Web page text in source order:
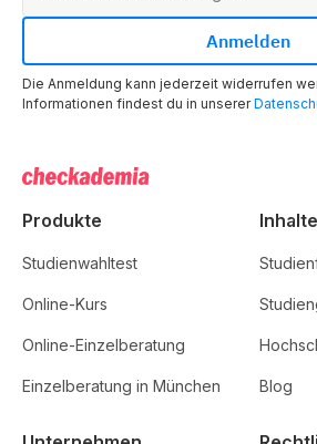
Die Anmeldung kann jederzeit widerrufen
Informationen findest du in unserer
Produkte
Studienwahltest
Online-Kurs
Online-Einzelberatung
Einzelberatung in München
Inhalte
Blog